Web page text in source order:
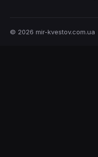
© 2026 mir-kvestov.com.ua